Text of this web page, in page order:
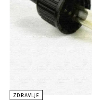
ZDRAVLJE